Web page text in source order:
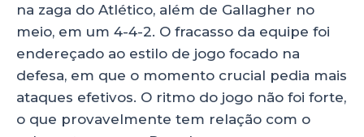
na zaga do Atlético, além de Gallagher no
meio, em um 4-4-2. O fracasso da equipe foi
endereçado ao estilo de jogo focado na
defesa, em que o momento crucial pedia mais
ataques efetivos. O ritmo do jogo não foi forte,
o que provavelmente tem relação com o